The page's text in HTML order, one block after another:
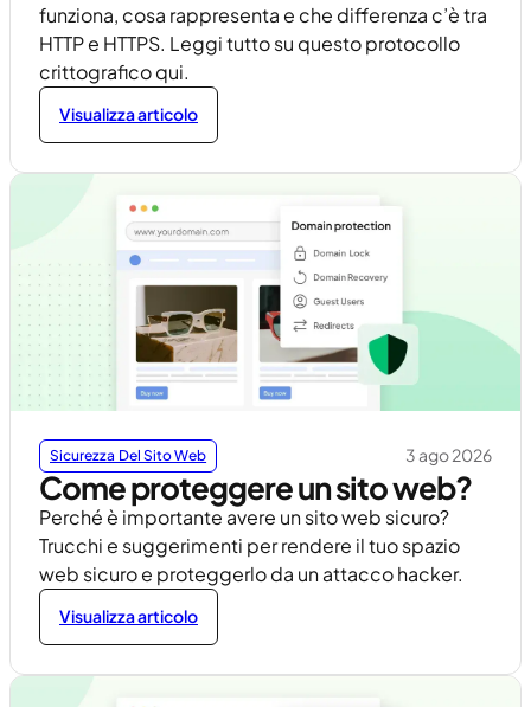
funziona, cosa rappresenta e che differenza c’è tra
HTTP e HTTPS. Leggi tutto su questo protocollo
crittografico qui.
Visualizza articolo
Sicurezza Del Sito Web 3 ago 2026
Come proteggere un sito web?
Perché è importante avere un sito web sicuro?
Trucchi e suggerimenti per rendere il tuo spazio
web sicuro e proteggerlo da un attacco hacker.
Visualizza articolo